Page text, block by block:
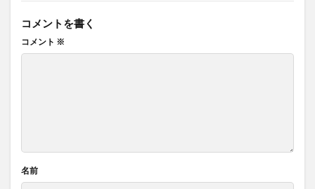
コメントを書く
コメント ※
名前